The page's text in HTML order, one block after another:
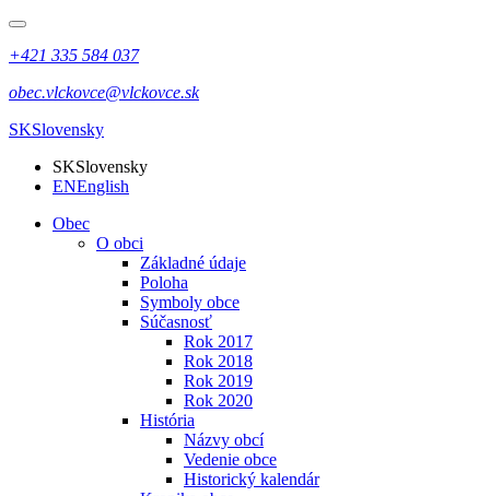
+421 335 584 037
obec.vlckovce@vlckovce.sk
SKSlovensky
SKSlovensky
ENEnglish
Obec
O obci
Základné údaje
Poloha
Symboly obce
Súčasnosť
Rok 2017
Rok 2018
Rok 2019
Rok 2020
História
Názvy obcí
Vedenie obce
Historický kalendár